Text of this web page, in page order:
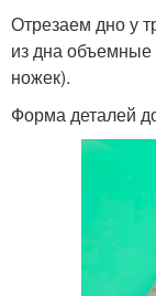
Отрезаем дно у
из дна объемные
ножек).
Форма деталей